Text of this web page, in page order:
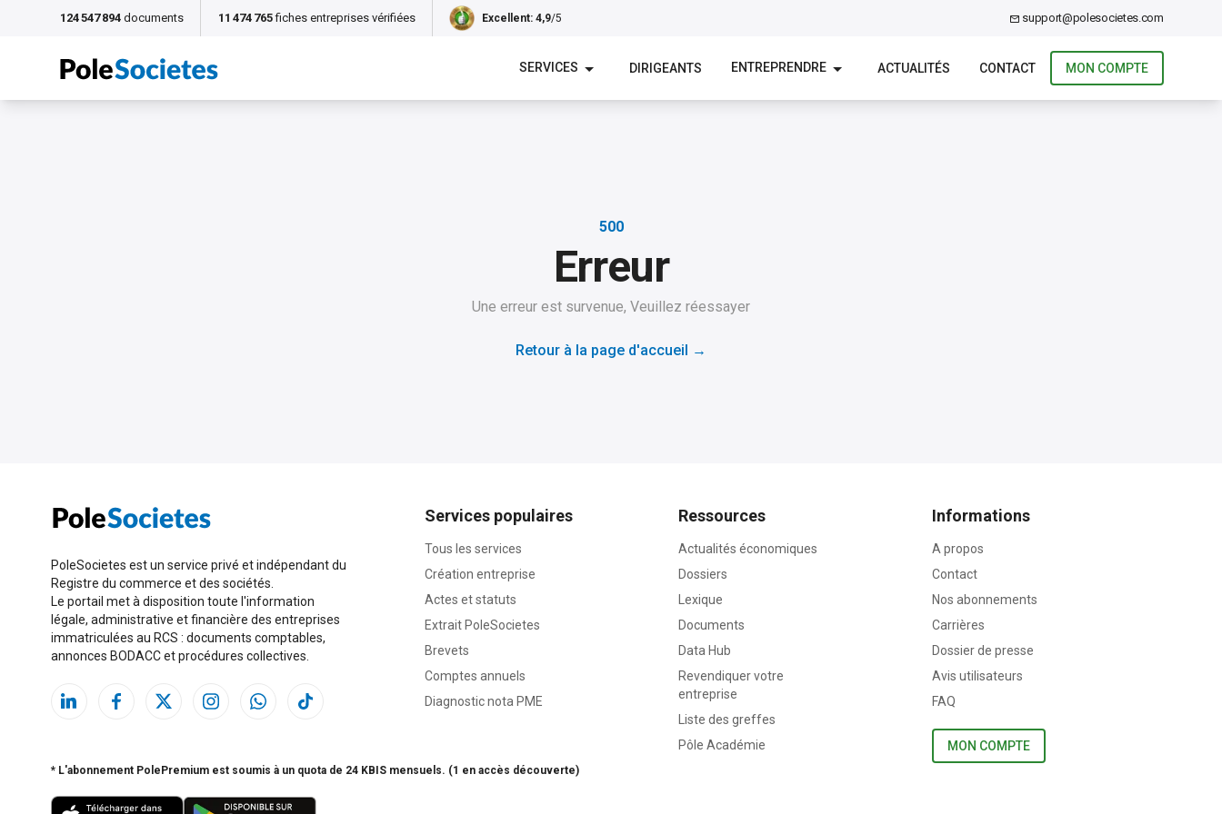
124 547 894 documents 11 474 765 fiches entreprises vérifiées Excellent: 4,9/5 support@polesocietes.com
SERVICES DIRIGEANTS ENTREPRENDRE ACTUALITÉS CONTACT MON COMPTE
500
Erreur
Une erreur est survenue, Veuillez réessayer
Retour à la page d'accueil →
PoleSocietes est un service privé et indépendant du
Registre du commerce et des sociétés.
Le portail met à disposition toute l'information
légale, administrative et financière des entreprises
immatriculées au RCS : documents comptables,
annonces BODACC et procédures collectives.
Services populaires
Tous les services
Création entreprise
Actes et statuts
Extrait PoleSocietes
Brevets
Comptes annuels
Diagnostic nota PME
Ressources
Actualités économiques
Dossiers
Lexique
Documents
Data Hub
Revendiquer votre
entreprise
Liste des greffes
Pôle Académie
Informations
A propos
Contact
Nos abonnements
Carrières
Dossier de presse
Avis utilisateurs
FAQ
MON COMPTE
* L'abonnement PolePremium est soumis à un quota de 24 KBIS mensuels. (1 en accès découverte)